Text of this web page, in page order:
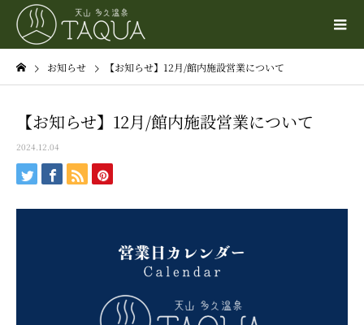
お知らせ 【お知らせ】12月/館内施設営業について
【お知らせ】12月/館内施設営業について
2024.12.04